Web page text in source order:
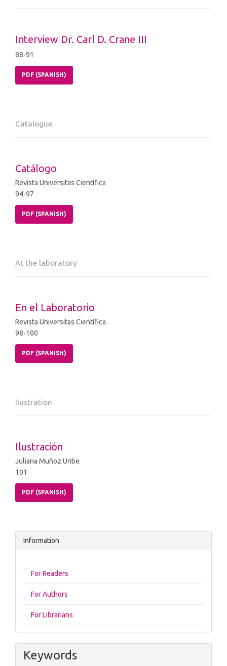
Interview Dr. Carl D. Crane III
88-91
PDF (SPANISH)
Catalogue
Catálogo
Revista Universitas Científica
94-97
PDF (SPANISH)
At the laboratory
En el Laboratorio
Revista Universitas Científica
98-100
PDF (SPANISH)
Ilustration
Ilustración
Juliana Muñoz Uribe
101
PDF (SPANISH)
Information
For Readers
For Authors
For Librarians
Keywords